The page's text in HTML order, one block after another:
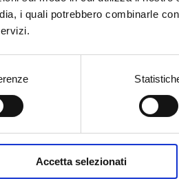
i quali potrebbero combinarle
Accetta selezionati
altre impostazioni
informazioni
quale ti trovi.